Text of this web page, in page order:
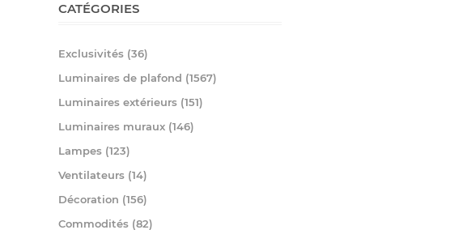
CATÉGORIES
Exclusivités (36)
Luminaires de plafond (1567)
Luminaires extérieurs (151)
Luminaires muraux (146)
Lampes (123)
Ventilateurs (14)
Décoration (156)
Commodités (82)